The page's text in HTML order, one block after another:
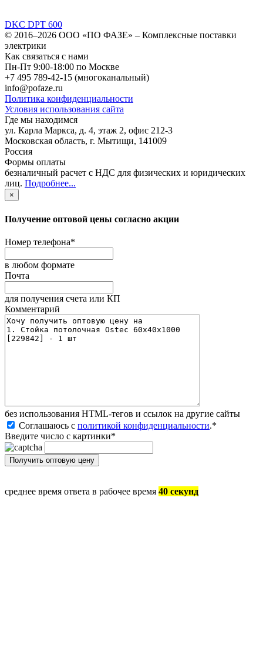
DKC DPT 600
© 2016–2026 ООО «ПО ФАЗЕ» – Комплексные поставки
электрики
Как связаться с нами
Пн-Пт 9:00-18:00 по Москве
+7 495 789-42-15 (многоканальный)
info@pofaze.ru
Политика конфиденциальности
Условия использования сайта
Где мы находимся
ул. Карла Маркса, д. 4, этаж 2, офис 212-3
Московская область, г. Мытищи, 141009
Россия
Формы оплаты
безналичный расчет с НДС для физических и юридических
лиц. Подробнее...
×
Получение оптовой цены согласно акции
Номер телефона*
в любом формате
Почта
для получения счета или КП
Комментарий
без иcпользования HTML-тегов и ссылок на другие сайты
Соглашаюсь с политикой конфиденциальности.*
Введите число с картинки*
среднее время ответа в рабочее время 40 секунд